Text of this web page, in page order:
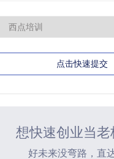
点击快速提交
想快速创业当老
好未来没弯路，直